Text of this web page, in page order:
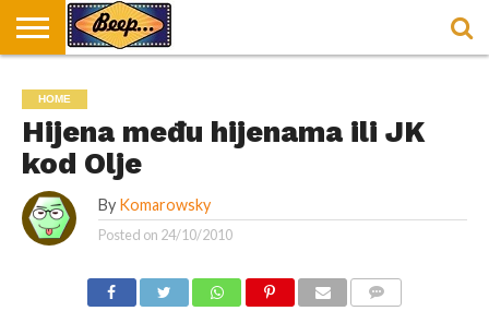
DORUČAK
U
BEOGRADU
SVAKODNEVICA
ENTERTAINMENT
LOKACIJE
ZA
DORUČAK
HRANA I
RECEPTI
NEPUSACKI
LOKALI
HOME
Hijena među hijenama ili JK
kod Olje
By Komarowsky
Posted on 24/10/2010